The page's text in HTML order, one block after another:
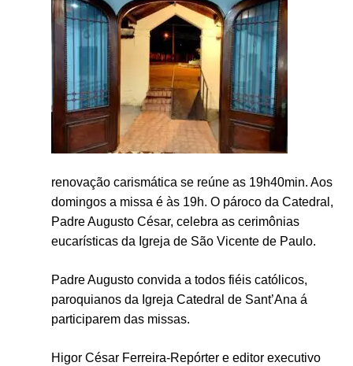
renovação carismática se reúne as 19h40min. Aos
domingos a missa é às 19h. O pároco da Catedral,
Padre Augusto César, celebra as cerimônias
eucarísticas da Igreja de São Vicente de Paulo.
Padre Augusto convida a todos fiéis católicos,
paroquianos da Igreja Catedral de Sant’Ana á
participarem das missas.
Higor César Ferreira-Repórter e editor executivo